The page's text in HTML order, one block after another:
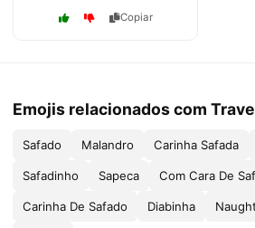
Copiar
Emojis relacionados com
Safado Malandro Carinha Safada
Safadinho Sapeca Com Cara De
Carinha De Safado Diabinha